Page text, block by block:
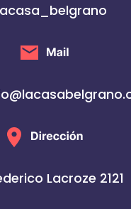
Lacroze 2121